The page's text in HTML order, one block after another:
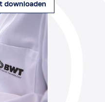
downloaden